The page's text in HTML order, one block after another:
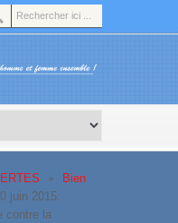
»
Bien
juin 2015:
contre la